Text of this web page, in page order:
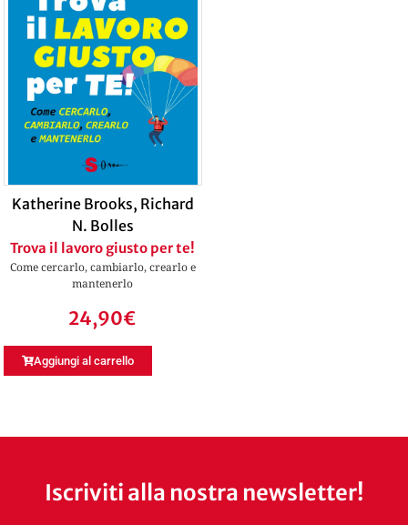
Katherine Brooks, Richard
N. Bolles
Trova il lavoro giusto per te!
Come cercarlo, cambiarlo, crearlo e
mantenerlo
24,90€
Aggiungi al carrello
Iscriviti alla nostra newsletter!